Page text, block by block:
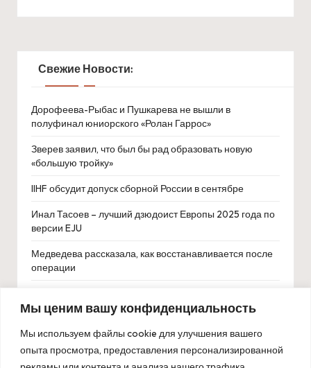
Мы ценим вашу конфиденциальность
Мы используем файлы cookie для улучшения вашего
опыта просмотра, предоставления персонализированной
Свежие Новости:
Дорофеева-Рыбас и Пушкарева не вышли в
полуфинал юниорского «Ролан Гаррос»
Зверев заявил, что был бы рад образовать новую
«большую тройку»
IIHF обсудит допуск сборной России в сентябре
Инал Тасоев – лучший дзюдоист Европы 2025 года по
версии EJU
Медведева рассказала, как восстанавливается после
операции
колумбийского полузащитника Густаво Пуэрту
СМИ: Маркете Вондроушовой грозит
дисквалификация из-за отказа от допинг-теста